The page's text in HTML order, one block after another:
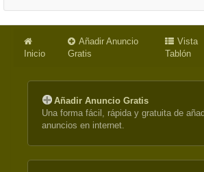
Inicio
Añadir Anuncio
Gratis
Vista
Tablón
Añadir Anuncio Gratis
Una forma fácil, rápida y gratuita de
anuncios en internet.